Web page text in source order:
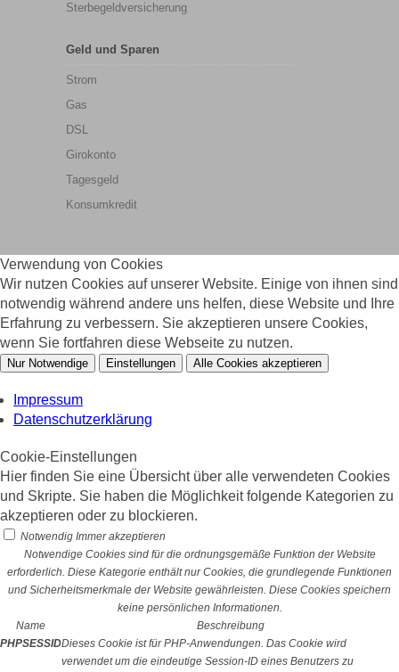
Sterbegeldversicherung
Geld und Sparen
Strom
Gas
DSL
Girokonto
Tagesgeld
Konsumkredit
Verwendung von Cookies
Wir nutzen Cookies auf unserer Website. Einige von ihnen sind
notwendig während andere uns helfen, diese Website und Ihre
Erfahrung zu verbessern. Sie akzeptieren unsere Cookies,
wenn Sie fortfahren diese Webseite zu nutzen.
Nur Notwendige Einstellungen Alle Cookies akzeptieren
Impressum
Datenschutzerklärung
Cookie-Einstellungen
Hier finden Sie eine Übersicht über alle verwendeten Cookies
und Skripte. Sie haben die Möglichkeit folgende Kategorien zu
akzeptieren oder zu blockieren.
Notwendig Immer akzeptieren
Notwendige Cookies sind für die ordnungsgemäße Funktion der Website
erforderlich. Diese Kategorie enthält nur Cookies, die grundlegende Funktionen
und Sicherheitsmerkmale der Website gewährleisten. Diese Cookies speichern
keine persönlichen Informationen.
Name
Beschreibung
PHPSESSIDDieses Cookie ist für PHP-Anwendungen. Das Cookie wird
verwendet um die eindeutige Session-ID eines Benutzers zu